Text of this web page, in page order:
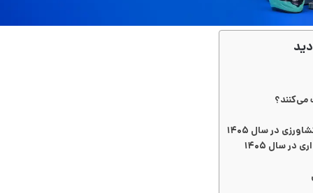
می‌کنند؟
در سال ۱۴۰۵
سال ۱۴۰۵